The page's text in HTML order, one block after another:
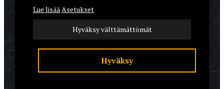
YHTEYSTIEDOT
REKISTERISELOSTE
EVÄSTEET
Lue lisääAsetukset
Hyväksy välttämättömät
Hyväksy